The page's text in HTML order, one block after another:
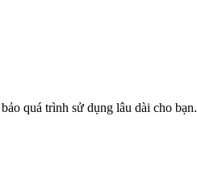
quá trình sử dụng lâu dài cho bạn.